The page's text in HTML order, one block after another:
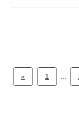
« 1